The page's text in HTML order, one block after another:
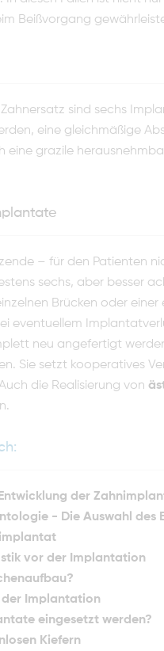
Beißvorgang
sind sechs
eine gleichmäßige
eine grazile
– für den Patienten
sechs, aber besser
Brücken oder
eventuellem
neu angefertigt
Sie setzt kooperatives
die Realisierung von
der
- Die Auswahl des
vor der Implantation
Implantation
eingesetzt werden?
Kiefern